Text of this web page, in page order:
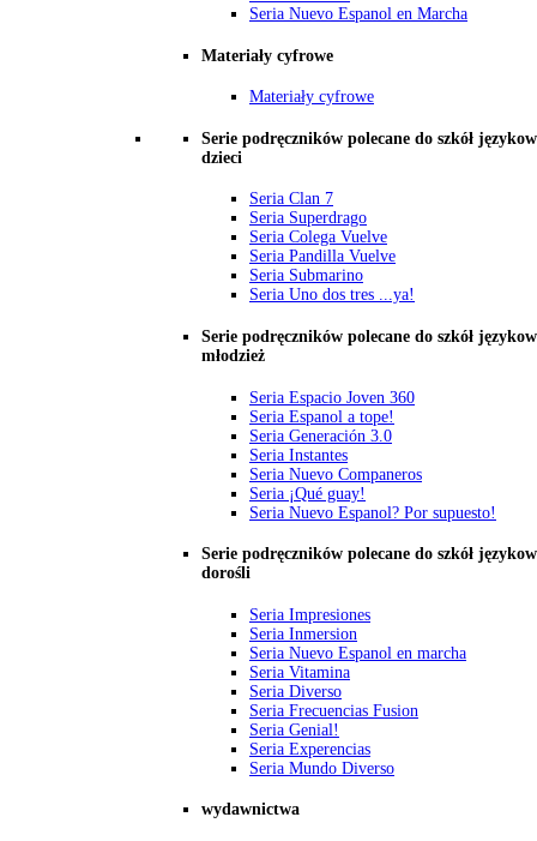
Seria Nuevo Espanol en Marcha
Materiały cyfrowe
Materiały cyfrowe
Serie podręczników polecane do szkół
dzieci
Seria Clan 7
Seria Superdrago
Seria Colega Vuelve
Seria Pandilla Vuelve
Seria Submarino
Seria Uno dos tres ...ya!
Serie podręczników polecane do szkół
młodzież
Seria Espacio Joven 360
Seria Espanol a tope!
Seria Generación 3.0
Seria Instantes
Seria Nuevo Companeros
Seria ¡Qué guay!
Seria Nuevo Espanol? Por supuesto!
Serie podręczników polecane do szkół
dorośli
Seria Impresiones
Seria Inmersion
Seria Nuevo Espanol en marcha
Seria Vitamina
Seria Diverso
Seria Frecuencias Fusion
Seria Genial!
Seria Experencias
Seria Mundo Diverso
wydawnictwa